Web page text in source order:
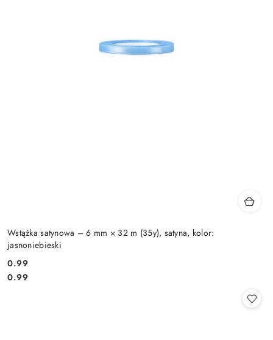
Wstążka satynowa – 6 mm × 32 m (35y), satyna, kolor:
jasnoniebieski
Cena:
0.99
Cena:
0.99